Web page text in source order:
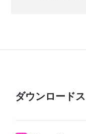
ダウンロード